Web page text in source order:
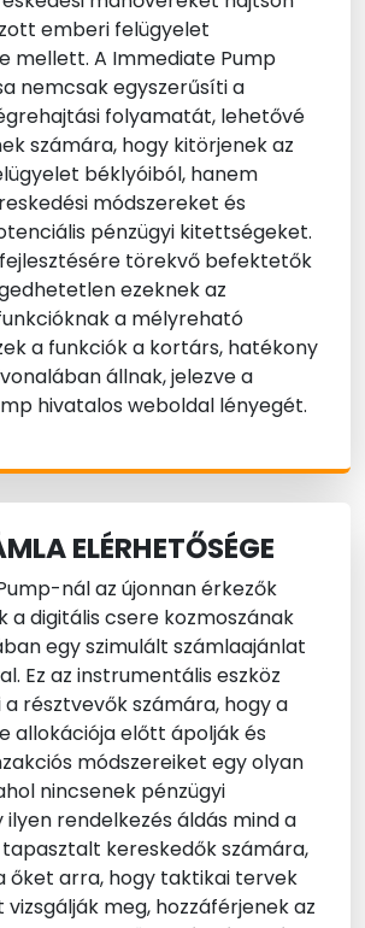
emberi felügyelet
mellett. A Immediate Pump
nemcsak egyszerűsíti a
folyamatát, lehetővé
számára, hogy kitörjenek az
béklyóiból, hanem
módszereket és
pénzügyi kitettségeket.
törekvő befektetők
ezeknek az
a mélyreható
a funkciók a kortárs, hatékony
állnak, jelezve a
hivatalos weboldal lényegét.
ELÉRHETŐSÉGE
nál az újonnan érkezők
a digitális csere kozmoszának
egy szimulált számlaajánlat
Ez az instrumentális eszköz
résztvevők számára, hogy a
allokációja előtt ápolják és
módszereiket egy olyan
nincsenek pénzügyi
ilyen rendelkezés áldás mind a
tapasztalt kereskedők számára,
őket arra, hogy taktikai tervek
vizsgálják meg, hozzáférjenek az